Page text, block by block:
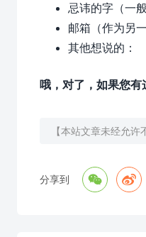
忌讳的字（一
邮箱（作为另
其他想说的：
哦，对了，如果您有
【本站文章未经允许
分享到  